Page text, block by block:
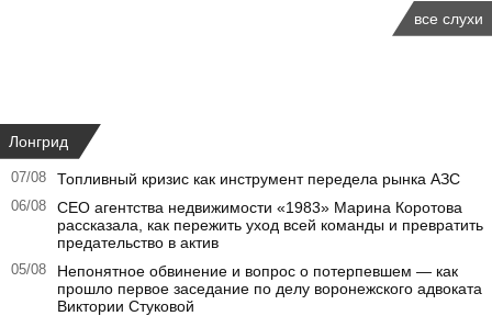
все слухи
Лонгрид
07/08 Топливный кризис как инструмент передела рынка АЗС
06/08
CEO агентства недвижимости «1983» Марина Коротова
рассказала, как пережить уход всей команды и превратить
предательство в актив
05/08
Непонятное обвинение и вопрос о потерпевшем — как
прошло первое заседание по делу воронежского адвоката
Виктории Стуковой